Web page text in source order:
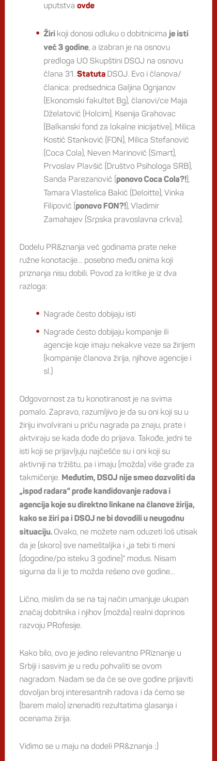
uputstva ovde
Žiri koji donosi odluku o dobitnicima je isti
već 3 godine, a izabran je na osnovu
predloga UO Skupštini DSOJ na osnovu
člana 31. Statuta DSOJ. Evo i članova/
članica: predsednica Galjina Ognjanov
(Ekonomski fakultet Bg), članovi/ce Maja
Dželatović (Holcim), Ksenija Grahovac
(Balkanski fond za lokalne inicijative), Milica
Kostić Stanković (FON), Milica Stefanović
(Coca Cola), Neven Marinović (Smart),
Prvoslav Plavšić (Društvo Psihologa SRB),
Sanda Parezanović (ponovo Coca Cola?!),
Tamara Vlastelica Bakić (Deloitte), Vinka
Filipović (ponovo FON?!), Vladimir
Zamahajev (Srpska pravoslavna crkva).
Dodelu PR&znanja već godinama prate neke
ružne konotacije… posebno među onima koji
priznanja nisu dobili. Povod za kritike je iz dva
razloga:
Nagrade često dobijaju isti
Nagrade često dobijaju kompanije ili
agencije koje imaju nekakve veze sa žirijem
(kompanije članova žirija, njihove agencije i
sl.)
Odgovornost za tu konotiranost je na svima
pomalo. Zapravo, razumljivo je da su oni koji su u
žiriju involvirani u priču nagrada pa znaju, prate i
aktviraju se kada dođe do prijava. Takođe, jedni te
isti koji se prijavljuju najčešće su i oni koji su
aktivniji na tržištu, pa i imaju (možda) više građe za
takmičenje. Međutim, DSOJ nije smeo dozvoliti da
„ispod radara“ prođe kandidovanje radova i
agencija koje su direktno linkane na članove žirija,
kako se žiri pa i DSOJ ne bi dovodili u neugodnu
situaciju. Ovako, ne možete nam oduzeti loš utisak
da je (skoro) sve nameštaljka i „ja tebi ti meni
(dogodine/po isteku 3 godine)“ modus. Nisam
sigurna da li je to možda rešeno ove godine…
Lično, mislim da se na taj način umanjuje ukupan
značaj dobitnika i njihov (možda) realni doprinos
razvoju PRofesije.
Kako bilo, ovo je jedino relevantno PRiznanje u
Srbiji i sasvim je u redu pohvaliti se ovom
nagradom. Nadam se da će se ove godine prijaviti
dovoljan broj interesantnih radova i da ćemo se
(barem malo) iznenaditi rezultatima glasanja i
ocenama žirija.
Vidimo se u maju na dodeli PR&znanja ;)